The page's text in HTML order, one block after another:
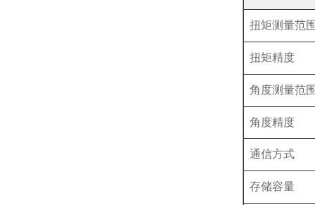
扭矩测量范
扭矩精度
角度测量范
角度精度
通信方式
存储容量